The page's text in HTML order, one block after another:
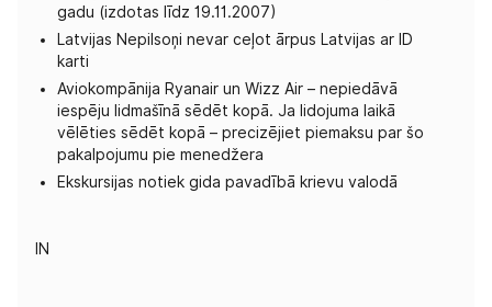
gadu (izdotas līdz 19.11.2007)
Latvijas Nepilsoņi nevar ceļot ārpus Latvijas ar ID
karti
Aviokompānija Ryanair un Wizz Air – nepiedāvā
iespēju lidmašīnā sēdēt kopā. Ja lidojuma laikā
vēlēties sēdēt kopā – precizējiet piemaksu par šo
pakalpojumu pie menedžera
Ekskursijas notiek gida pavadībā krievu valodā
IN